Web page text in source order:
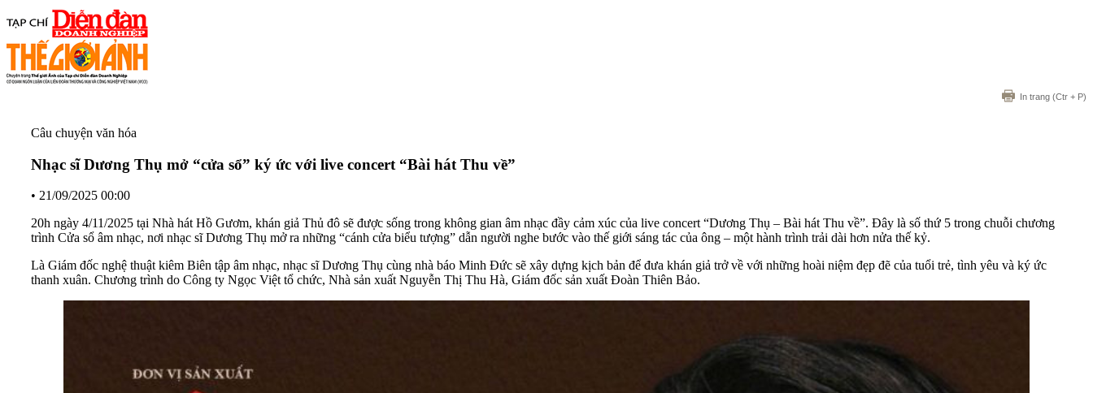
In trang (Ctr + P)
Câu chuyện văn hóa
Nhạc sĩ Dương Thụ mở “cửa sổ” ký ức với live concert “Bài hát Thu về”
• 21/09/2025 00:00
20h ngày 4/11/2025 tại Nhà hát Hồ Gươm, khán giả Thủ đô sẽ được sống trong không gian âm nhạc đầy cảm xúc của live concert “Dương Thụ – Bài hát Thu về”. Đây là số thứ 5 trong chuỗi chương
trình Cửa sổ âm nhạc, nơi nhạc sĩ Dương Thụ mở ra những “cánh cửa biểu tượng” dẫn người nghe bước vào thế giới sáng tác của ông – một hành trình trải dài hơn nửa thế kỷ.
Là Giám đốc nghệ thuật kiêm Biên tập âm nhạc, nhạc sĩ Dương Thụ cùng nhà báo Minh Đức sẽ xây dựng kịch bản để đưa khán giả trở về với những hoài niệm đẹp đẽ của tuổi trẻ, tình yêu và ký ức
thanh xuân. Chương trình do Công ty Ngọc Việt tổ chức, Nhà sản xuất Nguyễn Thị Thu Hà, Giám đốc sản xuất Đoàn Thiên Bảo.